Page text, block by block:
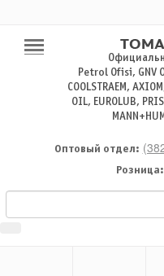
Petrol Ofisi, GNV
COOLSTRAEM,
OIL, EUROLUB,
Оптовый отдел:
Розница: